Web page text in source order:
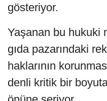
gösteriyor.
Yaşanan bu hukuki
gıda pazarındaki
haklarının
denli kritik bir